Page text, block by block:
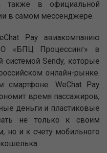
также в официальной
в самом мессенджере.
Pay авиакомпанию
«БПЦ Процессинг» в
системой Sendy, которые
онлайн-рынке.
смартфоне. WeChat Pay
время пассажиров,
деньги и пластиковые
не только к своим
но и к счету мобильного